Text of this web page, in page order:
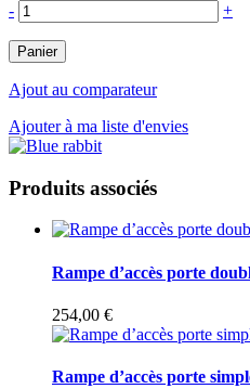
- +
Panier
Ajout au comparateur
Ajouter à ma liste d'envies
Produits associés
Rampe d’accès porte
254,00 €
Rampe d’accès porte